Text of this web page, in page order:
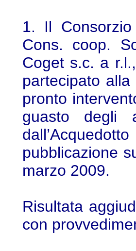
1. Il
Cons. coop.
Coget s.c. a
partecipato
pronto
guasto degli
pubblicazione
marzo 2009.
Risultata
con